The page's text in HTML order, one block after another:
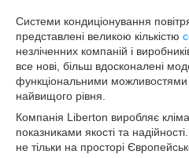
Системи кондиціонування
представлені великою кількістю
незліченних компаній і
все нові, більш вдосконалені
функціональними
найвищого рівня.
Компанія Liberton виробляє
показниками якості та
не тільки на просторі